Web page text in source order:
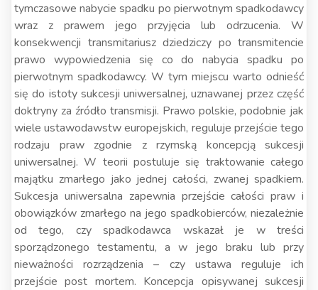
tymczasowe nabycie spadku po pierwotnym spadkodawcy
wraz z prawem jego przyjęcia lub odrzucenia. W
konsekwencji transmitariusz dziedziczy po transmitencie
prawo wypowiedzenia się co do nabycia spadku po
pierwotnym spadkodawcy. W tym miejscu warto odnieść
się do istoty sukcesji uniwersalnej, uznawanej przez część
doktryny za źródło transmisji. Prawo polskie, podobnie jak
wiele ustawodawstw europejskich, reguluje przejście tego
rodzaju praw zgodnie z rzymską koncepcją sukcesji
uniwersalnej. W teorii postuluje się traktowanie całego
majątku zmarłego jako jednej całości, zwanej spadkiem.
Sukcesja uniwersalna zapewnia przejście całości praw i
obowiązków zmarłego na jego spadkobierców, niezależnie
od tego, czy spadkodawca wskazał je w treści
sporządzonego testamentu, a w jego braku lub przy
nieważności rozrządzenia – czy ustawa reguluje ich
przejście post mortem. Koncepcja opisywanej sukcesji